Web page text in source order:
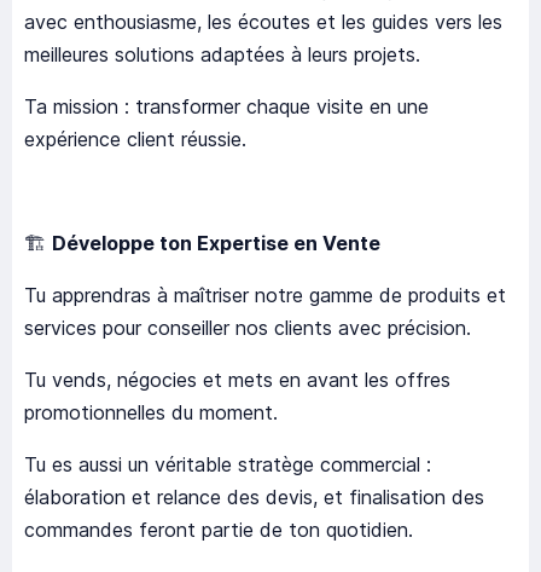
avec enthousiasme, les écoutes et les guides vers les
meilleures solutions adaptées à leurs projets.
Ta mission : transformer chaque visite en une
expérience client réussie.
🏗️ Développe ton Expertise en Vente
Tu apprendras à maîtriser notre gamme de produits et
services pour conseiller nos clients avec précision.
Tu vends, négocies et mets en avant les offres
promotionnelles du moment.
Tu es aussi un véritable stratège commercial :
élaboration et relance des devis, et finalisation des
commandes feront partie de ton quotidien.